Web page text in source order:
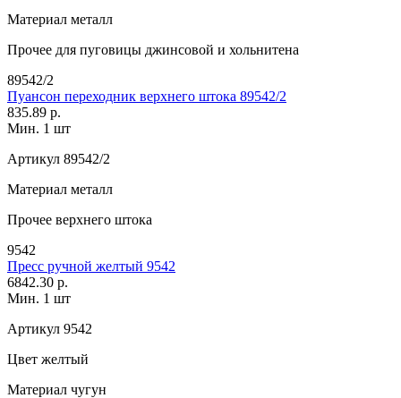
Материал металл
Прочее для пуговицы джинсовой и хольнитена
89542/2
Пуансон переходник верхнего штока 89542/2
835.89 р.
Мин. 1 шт
Артикул 89542/2
Материал металл
Прочее верхнего штока
9542
Пресс ручной желтый 9542
6842.30 р.
Мин. 1 шт
Артикул 9542
Цвет желтый
Материал чугун